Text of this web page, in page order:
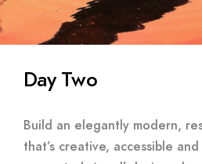
Day Two
Build an elegantly modern,
that’s creative, accessible